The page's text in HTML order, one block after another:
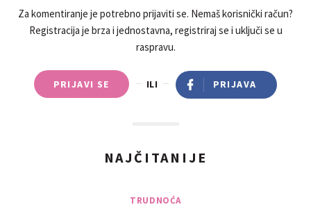
Za komentiranje je potrebno prijaviti se. Nemaš korisnički račun?
Registracija je brza i jednostavna, registriraj se i uključi se u
raspravu.
PRIJAVI SE ILI PRIJAVA
NAJČITANIJE
TRUDNOĆA